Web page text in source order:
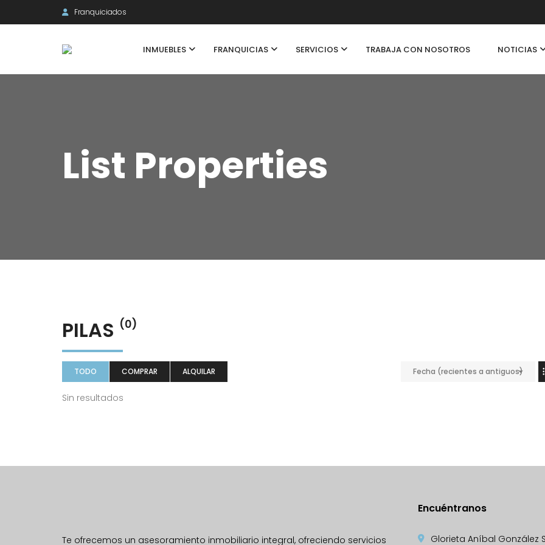
Franquiciados
INMUEBLES FRANQUICIAS SERVICIOS TRABAJA CON NOSOTROS NOTICIAS
List Properties
PILAS (0)
TODO COMPRAR ALQUILAR Fecha (recientes a antiguos)
Sin resultados
Te ofrecemos un asesoramiento inmobiliario integral, ofreciendo servicios
Encuéntranos
Glorieta Aníbal González